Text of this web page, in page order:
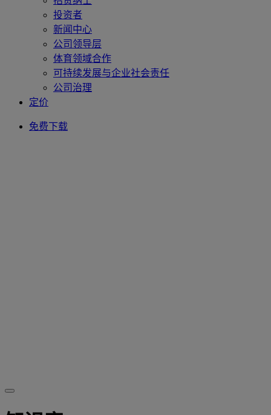
投资者
新闻中心
公司领导层
体育领域合作
可持续发展与企业社会责任
公司治理
定价
免费下载